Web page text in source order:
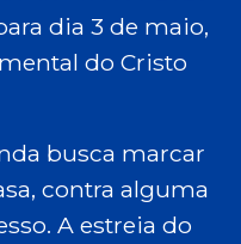
dia 3 de maio,
do Cristo
busca marcar
contra alguma
A estreia do